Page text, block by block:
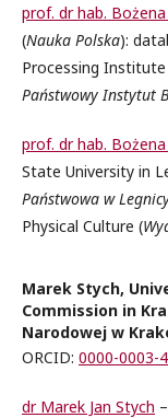
prof. dr hab.
(Nauka Polska):
Processing Institute
Państwowy Instytut
prof. dr hab. Bożena
State University in
Państwowa w
Physical Culture (
Marek Stych,
Commission in
Narodowej w
ORCID: 0000-0003-
dr Marek Jan Stych